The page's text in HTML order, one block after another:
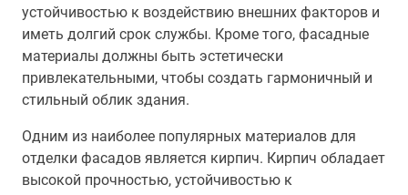
устойчивостью к воздействию внешних факторов и
иметь долгий срок службы. Кроме того, фасадные
материалы должны быть эстетически
привлекательными, чтобы создать гармоничный и
стильный облик здания.
Одним из наиболее популярных материалов для
отделки фасадов является кирпич. Кирпич обладает
высокой прочностью, устойчивостью к